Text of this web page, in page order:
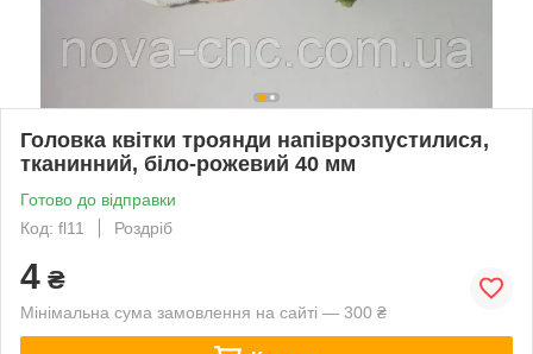
Головка квітки троянди напіврозпустилися,
тканинний, біло-рожевий 40 мм
Готово до відправки
Код: fl11
Роздріб
4 ₴
Мінімальна сума замовлення на сайті — 300 ₴